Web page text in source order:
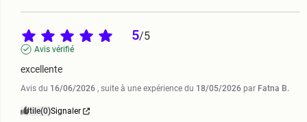
5/5
Avis vérifié
excellente
Avis du 16/06/2026 , suite à une expérience du 18/05/2026 par Fatna B.
Utile(0)Signaler